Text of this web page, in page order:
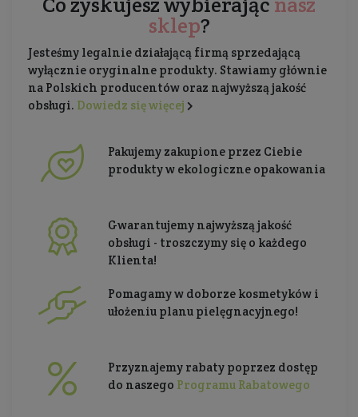
sklep?
Jesteśmy legalnie działającą firmą sprzedającą
wyłącznie oryginalne produkty. Stawiamy głównie
na Polskich producentów oraz najwyższą jakość
obsługi. Dowiedz się więcej
Pakujemy zakupione przez Ciebie
produkty w ekologiczne opakowania
Gwarantujemy najwyższą jakość
obsługi - troszczymy się o każdego
Klienta!
Pomagamy w doborze kosmetyków i
ułożeniu planu pielęgnacyjnego!
Przyznajemy rabaty poprzez dostęp
do naszego Programu Rabatowego